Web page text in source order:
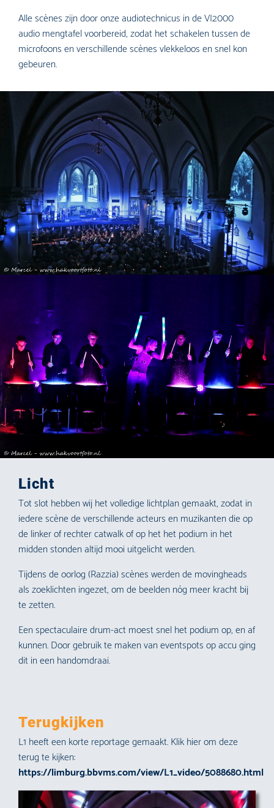
Alle scènes zijn door onze audiotechnicus in de VI2000
audio mengtafel voorbereid, zodat het schakelen tussen de
microfoons en verschillende scènes vlekkeloos en snel kon
gebeuren.
Licht
Tot slot hebben wij het volledige lichtplan gemaakt, zodat in
iedere scène de verschillende acteurs en muzikanten die op
de linker of rechter catwalk of op het het podium in het
midden stonden altijd mooi uitgelicht werden.
Tijdens de oorlog (Razzia) scènes werden de movingheads
als zoeklichten ingezet, om de beelden nóg meer kracht bij
te zetten.
Een spectaculaire drum-act moest snel het podium op, en af
kunnen. Door gebruik te maken van eventspots op accu ging
dit in een handomdraai.
Terugkijken
L1 heeft een korte reportage gemaakt. Klik hier om deze
terug te kijken:
https://limburg.bbvms.com/view/L1_video/5088680.html